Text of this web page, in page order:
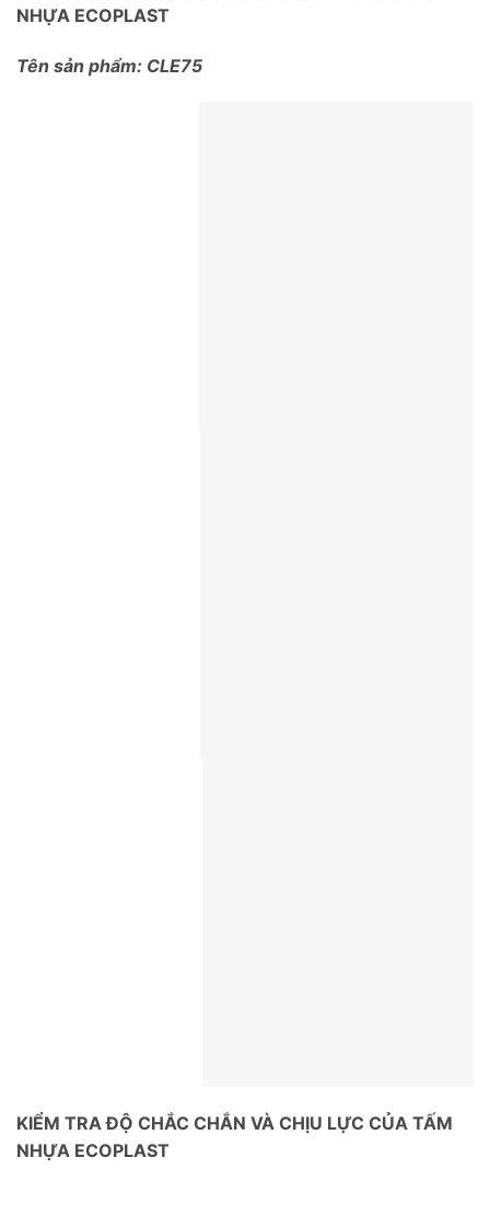
NHỰA ECOPLAST
Tên sản phẩm: CLE75
KIỂM TRA ĐỘ CHẮC CHẮN VÀ CHỊU LỰC CỦA TẤM
NHỰA ECOPLAST